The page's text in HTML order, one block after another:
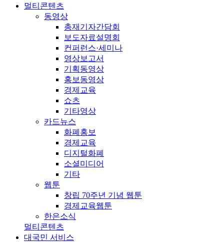
멀티콘텐츠
동영상
총재기자간담회
보도자료설명회
컨퍼런스·세미나
영상보고서
기획동영상
홍보동영상
경제교육
쇼츠
기타영상
카드뉴스
화폐홍보
경제교육
디지털화폐
소셜미디어
기타
웹툰
창립 70주년 기념 웹툰
경제교육웹툰
한은소식
멀티콘텐츠
대국민 서비스